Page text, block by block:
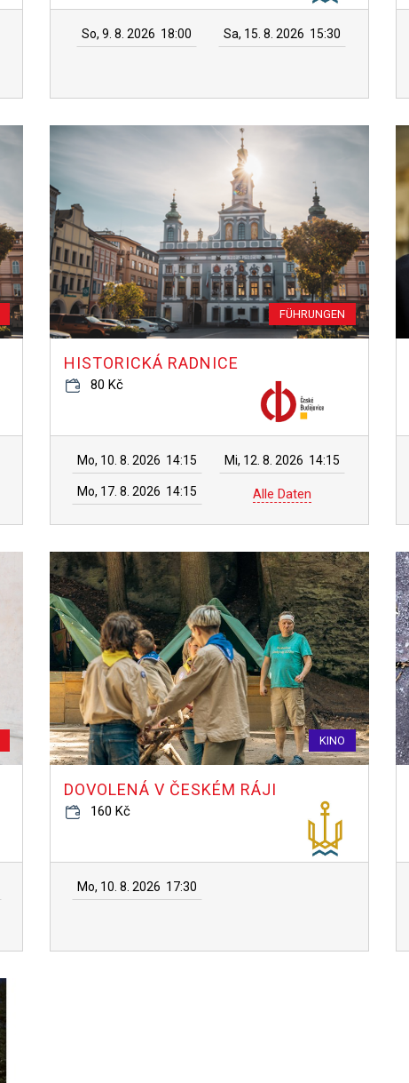
So, 9. 8. 2026 18:00 Sa, 15. 8. 2026 15:30
FÜHRUNGEN
HISTORICKÁ RADNICE
80 Kč
Mo, 10. 8. 2026 14:15 Mi, 12. 8. 2026 14:15
Mo, 17. 8. 2026 14:15 Alle Daten
KINO
DOVOLENÁ V ČESKÉM RÁJI
160 Kč
Mo, 10. 8. 2026 17:30